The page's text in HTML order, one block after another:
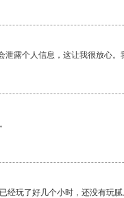
露个人信息，这让我很放心
经玩了好几个小时，还没有玩腻